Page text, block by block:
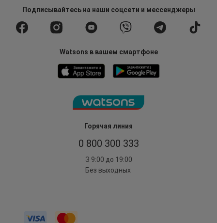
Горячая линия
0 800 300 333
З 9:00 до 19:00
Без выходных
Подписывайтесьна наши соцсети и мессенджеры
Watsons в вашем смартфоне